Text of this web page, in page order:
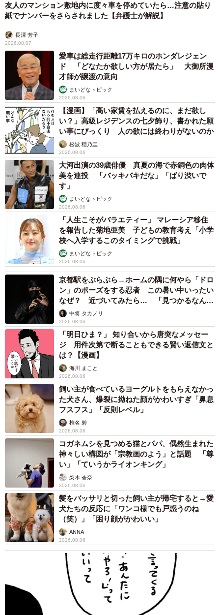
友人のマンション敷地内に度々車を停めていたら…注意の貼り
紙でナンバーをさらされました【弁護士が解説】
長澤 芳子
2026.08.07
愛車は総走行距離17万キロのホンダレジェン
ド 「どなたか欲しい方が居たら」 大御所漫
才師が譲渡の意向
まいどなトピック
2026.08.06
【漫画】「高い家賃を払えるのに、まだ欲し
い？」高級レジデンスの七夕飾り、書かれた願
い事にびっくり 人の欲には終わりがないのか
松波 穂乃圭
2026.08.06
大河出演の39歳俳優 真夏の海で赤銅色の肉体
美を連投 「バッキバキだな」「ばり渋いで
す」
まいどなトピック
2026.08.06
「人生こそがバラエティー」 マレーシア移住
を報告した菊地亜美 子どもの教育考え「小学
校へ入学するこのタイミングで挑戦」
まいどなトピック
2026.08.06
京都駅をぶらぶら→ホームの隅に何やら「ドロ
ン」のポーズをする忍者 この暑い中いったい
なぜ？ 近づいてみたら… 「見つかるなんて
未熟」中将 タカノリ
2026.08.06
「明日ひま？」 知り合いから唐突なメッセー
ジ 用件次第で断ることもできる賢い返信文と
は？【漫画】
海川 まこと
2026.08.06
飼い主が食べているヨーグルトをもらえなかっ
た犬さん、爆裂に拗ねた顔がかわいすぎ「鼻息
フスフス」「反則レベル」
椎名 碧
2026.08.06
コガネムシを見つめる猫とパパ、偶然生まれた
神々しい構図が「宗教画のよう」と話題 「尊
い」「ていうかライオンキング」
梨木 香奈
2026.08.06
髪をバッサリと切った飼い主が帰宅すると→愛
犬たちの反応に「ワンコ様でも戸惑うのね
（笑）」「困り顔がかわいい」
ANNA
2026.08.06